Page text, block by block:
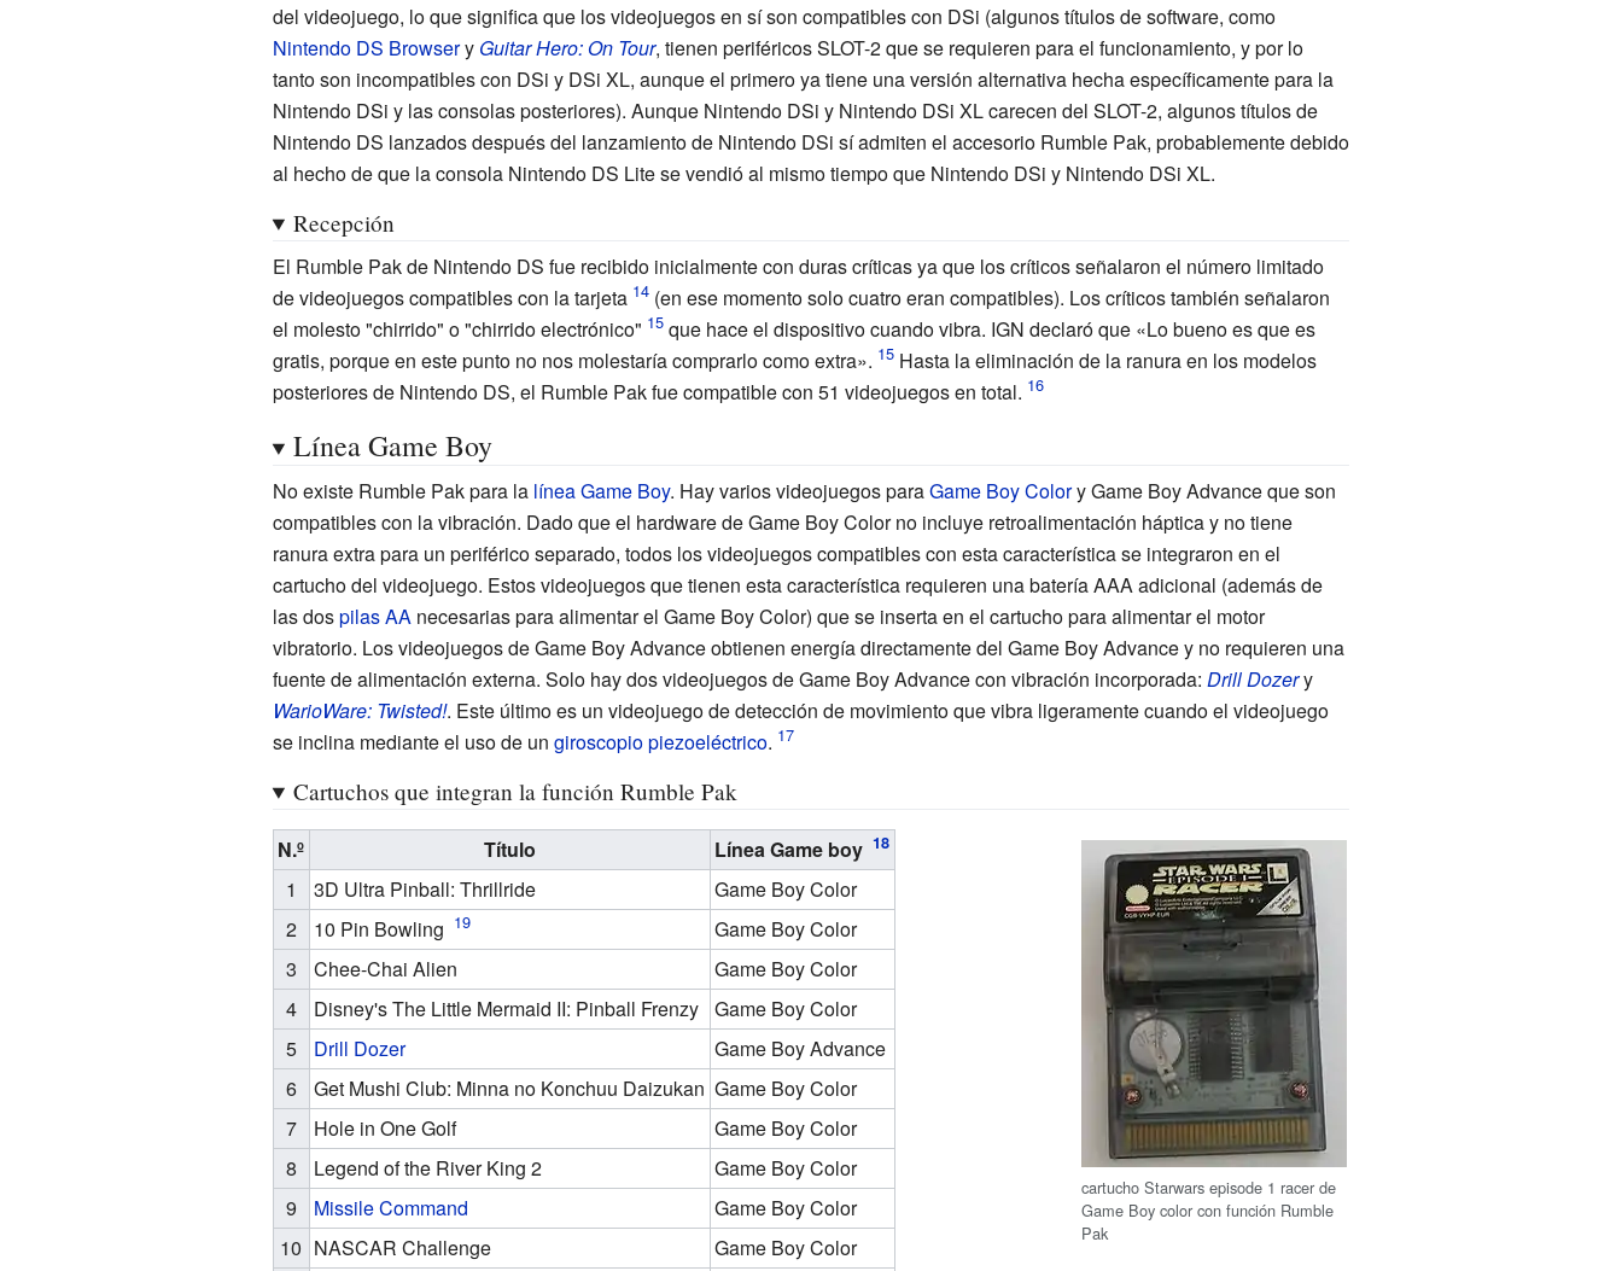
del videojuego, lo que significa que los videojuegos en sí son compatibles con DSi (algunos títulos de software, como
Nintendo DS Browsery Guitar Hero: On Tour, tienen periféricos SLOT-2 que se requieren para el funcionamiento, y por lo
tanto son incompatibles con DSi y DSi XL, aunque el primero ya tiene una versión alternativa hecha específicamente para la
Nintendo DSi y las consolas posteriores). Aunque Nintendo DSi y Nintendo DSi XL carecen del SLOT-2, algunos títulos de
Nintendo DS lanzados después del lanzamiento de Nintendo DSi sí admiten el accesorio Rumble Pak, probablemente debido
al hecho de que la consola Nintendo DS Lite se vendió al mismo tiempo que Nintendo DSi y Nintendo DSi XL.
Recepción
El Rumble Pak de Nintendo DS fue recibido inicialmente con duras críticas ya que los críticos señalaron el número limitado
de videojuegos compatibles con la tarjeta
(en ese momento solo cuatro eran compatibles). Los críticos también señalaron
el molesto "chirrido" o "chirrido electrónico"
que hace el dispositivo cuando vibra. IGN declaró que «Lo bueno es que es
gratis, porque en este punto no nos molestaría comprarlo como extra».
Hasta la eliminación de la ranura en los modelos
posteriores de Nintendo DS, el Rumble Pak fue compatible con 51 videojuegos en total.
Línea Game Boy
No existe Rumble Pak para la línea Game Boy. Hay varios videojuegos paraGame Boy Colory Game Boy Advance que son
compatibles con la vibración. Dado que el hardware de Game Boy Color no incluye retroalimentación háptica y no tiene
ranura extra para un periférico separado, todos los videojuegos compatibles con esta característica se integraron en el
cartucho del videojuego. Estos videojuegos que tienen esta característica requieren una batería AAA adicional (además de
las dospilas AA necesarias para alimentar el Game Boy Color) que se inserta en el cartucho para alimentar el motor
vibratorio. Los videojuegos de Game Boy Advance obtienen energía directamente del Game Boy Advance y no requieren una
fuente de alimentación externa. Solo hay dos videojuegos de Game Boy Advance con vibración incorporada: Drill Dozery
WarioWare: Twisted!. Este último es un videojuego de detección de movimiento que vibra ligeramente cuando el videojuego
se inclina mediante el uso de un giroscopio piezoeléctrico.
Cartuchos que integran la función Rumble Pak
cartucho Starwars episode 1 racer de
Game Boy color con función Rumble
Pak
N.º Título
Línea Game boy
1
3D Ultra Pinball: Thrillride
Game Boy Color
2
10 Pin Bowling
Game Boy Color
3
Chee-Chai Alien
Game Boy Color
4
Disney's The Little Mermaid II: Pinball Frenzy Game Boy Color
5
Drill Dozer
Game Boy Advance
6
Get Mushi Club: Minna no Konchuu Daizukan Game Boy Color
7
Hole in One Golf
Game Boy Color
8
Legend of the River King 2
Game Boy Color
9
Missile Command
Game Boy Color
10 NASCAR Challenge
Game Boy Color